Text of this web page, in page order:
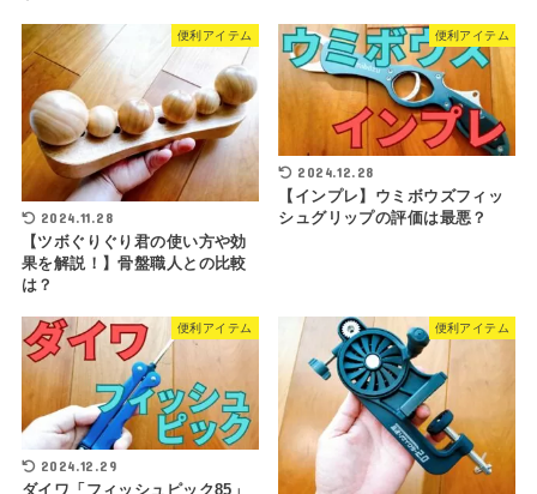
便利アイテム
2024.11.28
【ツボぐりぐり君の使い方や効
果を解説！】骨盤職人との比較
は？
便利アイテム
2024.12.28
【インプレ】ウミボウズフィッ
シュグリップの評価は最悪？
便利アイテム
2024.12.29
便利アイテム